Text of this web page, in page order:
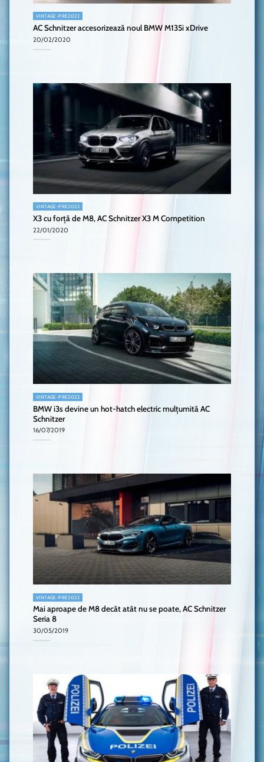
VINTAGE-PRE2022
AC Schnitzer accesorizează noul BMW M135i xDrive
20/02/2020
VINTAGE-PRE2022
X3 cu forță de M8, AC Schnitzer X3 M Competition
22/01/2020
VINTAGE-PRE2022
BMW i3s devine un hot-hatch electric mulțumită AC
Schnitzer
16/07/2019
VINTAGE-PRE2022
Mai aproape de M8 decât atât nu se poate, AC Schnitzer
Seria 8
30/05/2019